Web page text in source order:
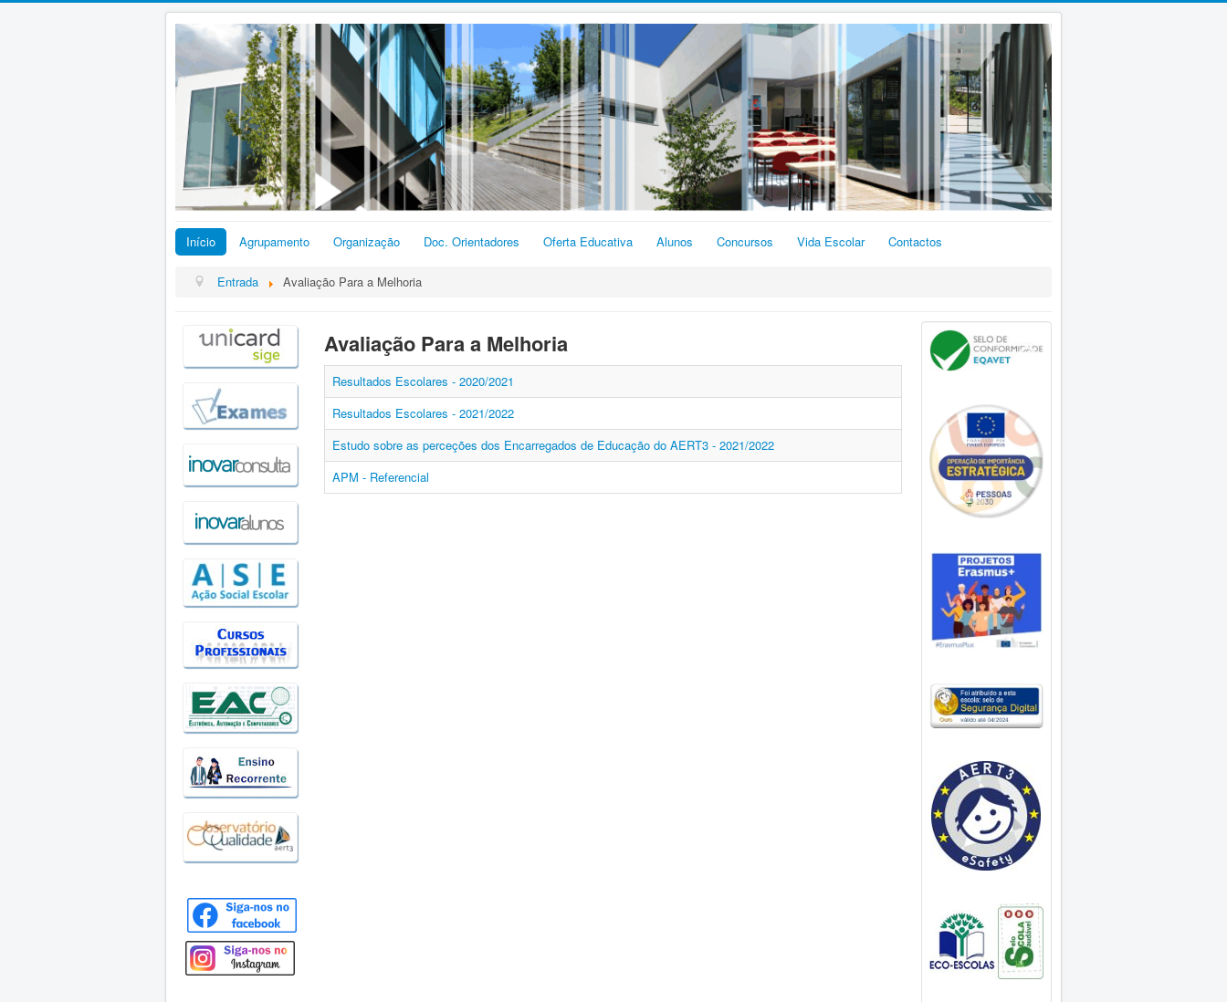
Início Agrupamento Organização Doc. Orientadores Oferta Educativa Alunos Concursos Vida Escolar Contactos
Entrada Avaliação Para a Melhoria
Avaliação Para a Melhoria
Resultados Escolares - 2020/2021
Resultados Escolares - 2021/2022
Estudo sobre as perceções dos Encarregados de Educação do AERT3 - 2021/2022
APM - Referencial